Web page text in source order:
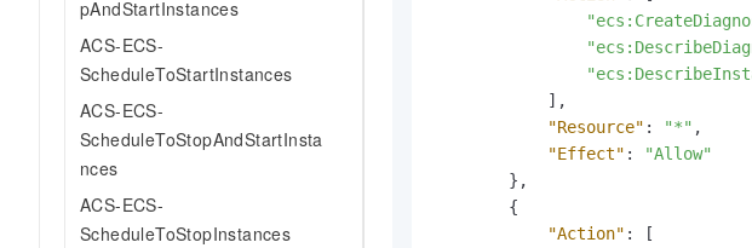
pAndStartInstances
ACS-ECS-
ScheduleToStartInstances
ACS-ECS-
ScheduleToStopAndStartInsta
nces
ACS-ECS-
ScheduleToStopInstances
] ,
"Resource" : "*" ,
"Effect" :
"Allow"
} ,
{
"Action" :
[